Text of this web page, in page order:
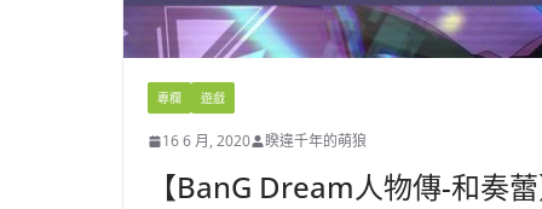
專欄 遊戲
16 6 月, 2020 睽違千年的萌狼
【BanG Dream人物傳-和奏